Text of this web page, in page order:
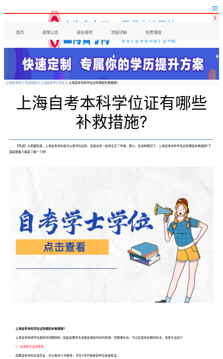

首页 政策公告 报名报考 流程详解 免费课程

上海自考网 > 考试须知 > 上海自考学士学位 > 上海自考本科学位证有哪些补救措施?
上海自考本科学位证有哪些
补救措施?
【导读】大家都知道，上海自考本科是可以拿学位证的，但是总有一些考生忘了申请。那么，在这种情况下，上海自考本科学位证有哪些补救措施?下
面就跟着小编来了解一下吧!
上海自考本科学位证有哪些补救措施?
上海自考申请学位是有时间限制的，因此如果考生未能在规定时间内申请，则很难补办，不过还是有补救的办法，具体方法如下:
1、还没有毕业的考生。
如果自考本科还没毕业，可以每年12月报考，次年3月开始参加学位英语考试。